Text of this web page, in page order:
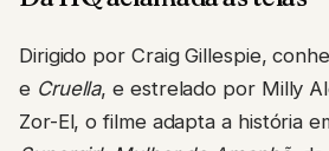
eCruella, e estrelado por Milly
Zor-El, o filme adapta a história
Supergirl: Mulher do Amanhã, de